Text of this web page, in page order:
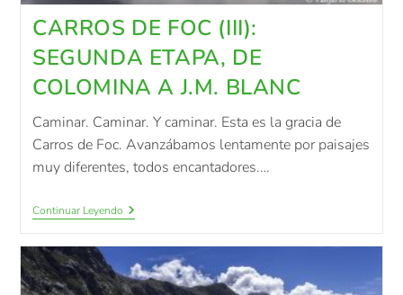
CARROS DE FOC (III):
SEGUNDA ETAPA, DE
COLOMINA A J.M. BLANC
Caminar. Caminar. Y caminar. Esta es la gracia de
Carros de Foc. Avanzábamos lentamente por paisajes
muy diferentes, todos encantadores.…
Continuar Leyendo